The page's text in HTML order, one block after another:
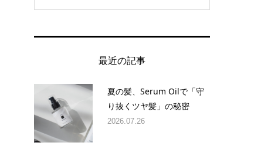
最近の記事
夏の髪、Serum Oilで「守
り抜くツヤ髪」の秘密
2026.07.26